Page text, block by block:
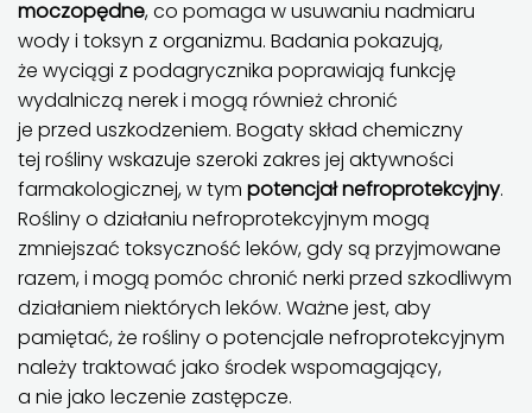
moczopędne, co pomaga w usuwaniu nadmiaru
wody i toksyn z organizmu. Badania pokazują,
że wyciągi z podagrycznika poprawiają funkcję
wydalniczą nerek i mogą również chronić
je przed uszkodzeniem. Bogaty skład chemiczny
tej rośliny wskazuje szeroki zakres jej aktywności
farmakologicznej, w tym potencjał nefroprotekcyjny.
Rośliny o działaniu nefroprotekcyjnym mogą
zmniejszać toksyczność leków, gdy są przyjmowane
razem, i mogą pomóc chronić nerki przed szkodliwym
działaniem niektórych leków. Ważne jest, aby
pamiętać, że rośliny o potencjale nefroprotekcyjnym
należy traktować jako środek wspomagający,
a nie jako leczenie zastępcze.